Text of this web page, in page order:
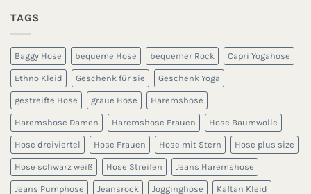
TAGS
Baggy Hose bequeme Hose bequemer Rock Capri Yogahose
Ethno Kleid Geschenk für sie Geschenk Yoga
gestreifte Hose graue Hose Haremshose
Haremshose Damen Haremshose Frauen Hose Baumwolle
Hose dreiviertel Hose Frauen Hose mit Stern Hose plus size
Hose schwarz weiß Hose Streifen Jeans Haremshose
Jeans Pumphose Jeansrock Jogginghose Kaftan Kleid